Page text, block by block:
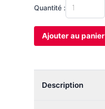
Quantité :
Ajouter au panier
Description